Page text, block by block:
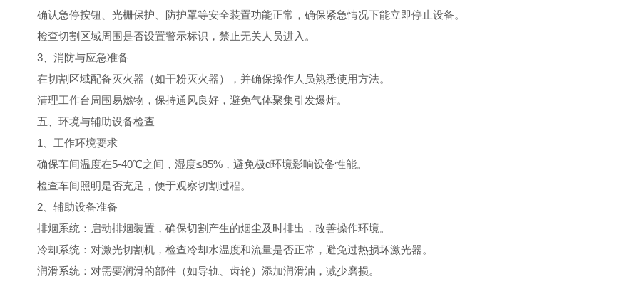
确认急停按钮、光栅保护、防护罩等安全装置功能正常，确保紧急情况下能立即停止设备。
检查切割区域周围是否设置警示标识，禁止无关人员进入。
3、消防与应急准备
在切割区域配备灭火器（如干粉灭火器），并确保操作人员熟悉使用方法。
清理工作台周围易燃物，保持通风良好，避免气体聚集引发爆炸。
五、环境与辅助设备检查
1、工作环境要求
确保车间温度在5-40℃之间，湿度≤85%，避免极d环境影响设备性能。
检查车间照明是否充足，便于观察切割过程。
2、辅助设备准备
排烟系统：启动排烟装置，确保切割产生的烟尘及时排出，改善操作环境。
冷却系统：对激光切割机，检查冷却水温度和流量是否正常，避免过热损坏激光器。
润滑系统：对需要润滑的部件（如导轨、齿轮）添加润滑油，减少磨损。